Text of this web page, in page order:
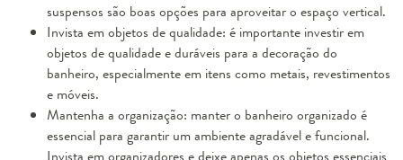
suspensos são boas opções para aproveitar o espaço vertical.
Invista em objetos de qualidade: é importante investir em
objetos de qualidade e duráveis para a decoração do
banheiro, especialmente em itens como metais, revestimentos
e móveis.
Mantenha a organização: manter o banheiro organizado é
essencial para garantir um ambiente agradável e funcional.
Invista em organizadores e deixe apenas os objetos essenciais